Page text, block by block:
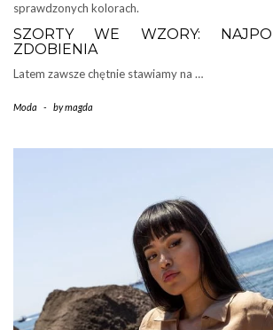
sprawdzonych kolorach.
SZORTY WE WZORY:
ZDOBIENIA
Latem zawsze chętnie stawiamy na …
Moda - bymagda